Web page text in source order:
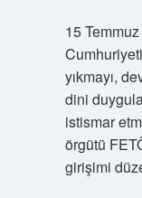
15
yıkmayı,
dini
istismar
örgütü
girişimi